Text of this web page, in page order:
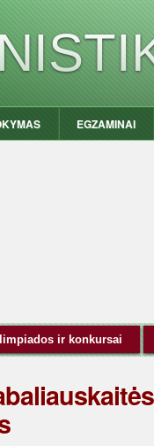
EGZAMINAI
ir konkursai